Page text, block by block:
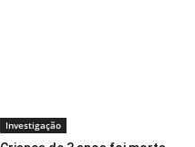
Investigação